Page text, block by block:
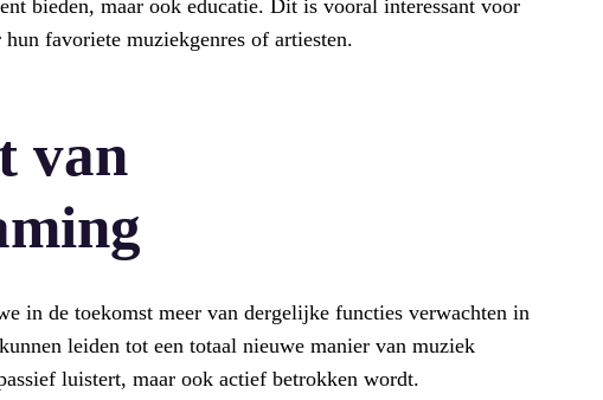
bieden, maar ook educatie. Dit is vooral interessant voor
favoriete muziekgenres of artiesten.
van
in de toekomst meer van dergelijke functies verwachten in
leiden tot een totaal nieuwe manier van muziek
luistert, maar ook actief betrokken wordt.